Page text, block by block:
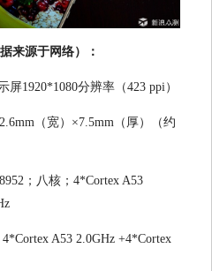
来源于网络）：
1920*1080分辨率（423 ppi）
（宽）×7.5mm（厚）（约
；八核；4*Cortex A53
A53 2.0GHz +4*Cortex